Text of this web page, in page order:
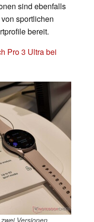
sind ebenfalls
sportlichen
bereit.
Pro 3 Ultra bei